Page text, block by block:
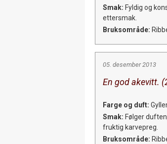
Smak: Fyldig og
ettersmak.
Bruksområde:
05. desember 2013
En god akevitt.
Farge og duft:
Smak: Følger
fruktig karvepreg.
Bruksområde: